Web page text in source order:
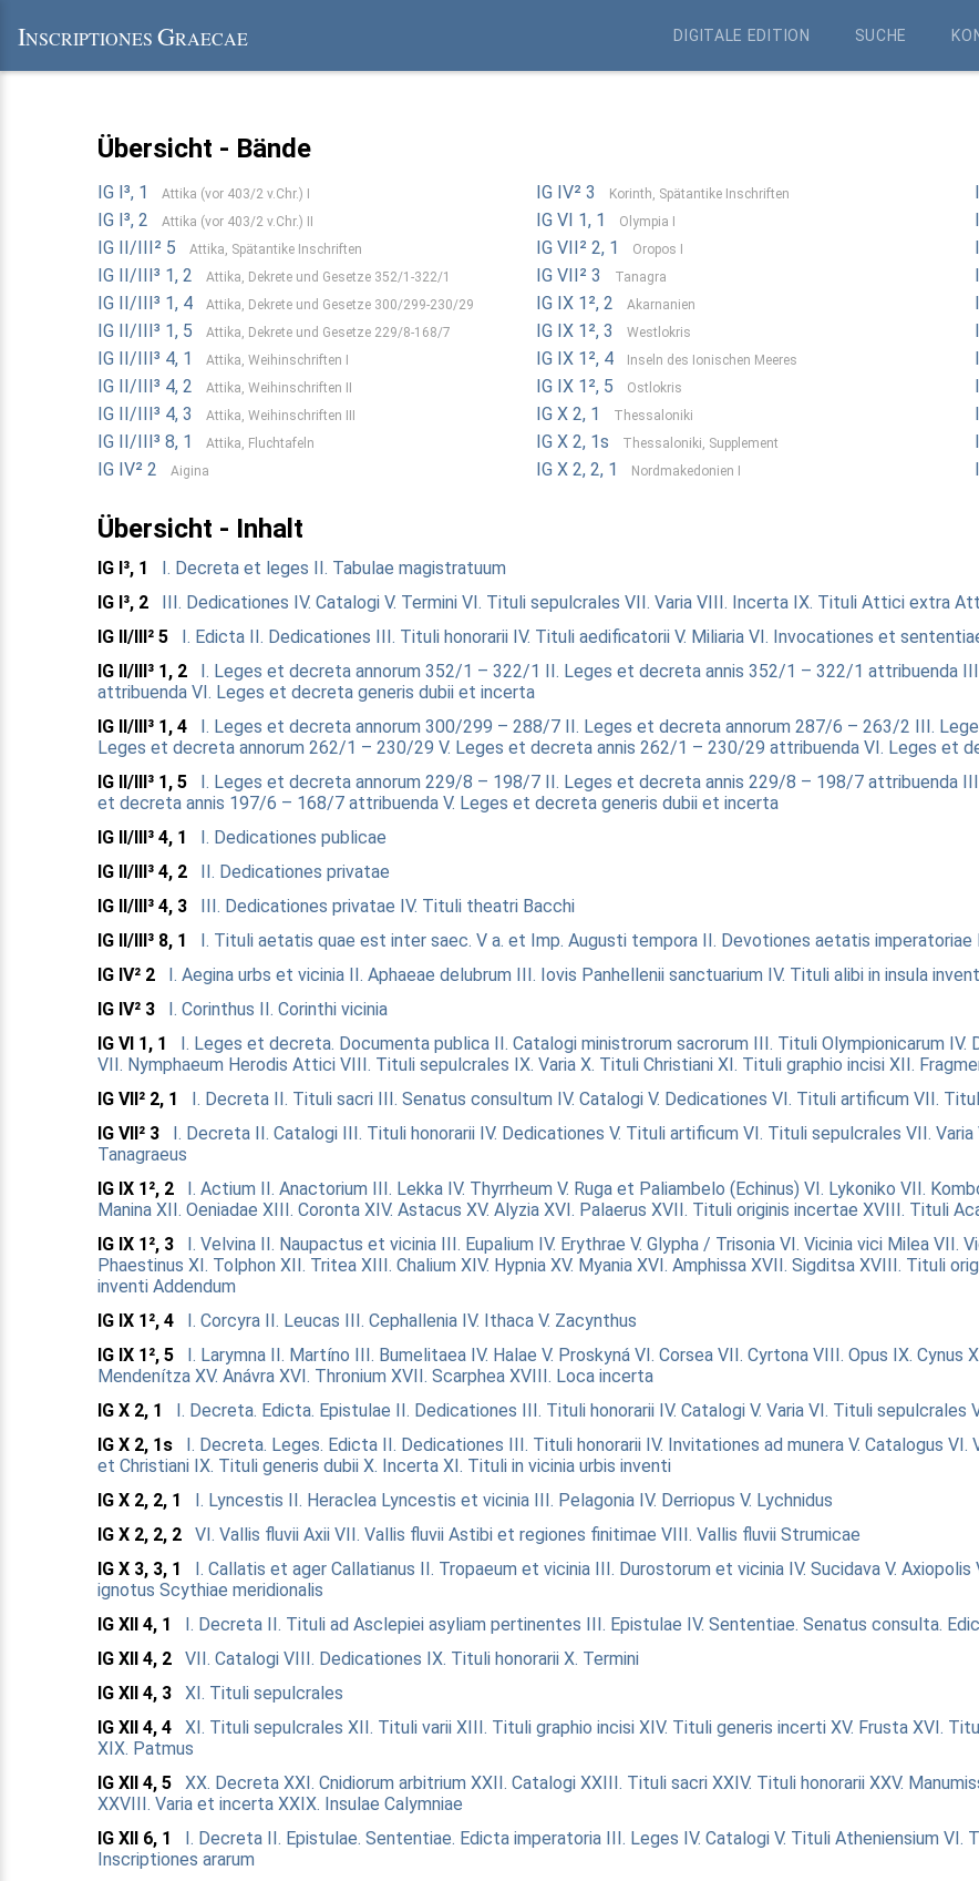
INSCRIPTIONES GRAECAE DIGITALE EDITION SUCHE
Übersicht - Bände
IG I³, 1 Attika (vor 403/2 v.Chr.) I
IG I³, 2 Attika (vor 403/2 v.Chr.) II
IG II/III² 5 Attika, Spätantike Inschriften
IG II/III³ 1, 2 Attika, Dekrete und Gesetze 352/1-322/1
IG II/III³ 1, 4 Attika, Dekrete und Gesetze 300/299-230/29
IG II/III³ 1, 5 Attika, Dekrete und Gesetze 229/8-168/7
IG II/III³ 4, 1 Attika, Weihinschriften I
IG II/III³ 4, 2 Attika, Weihinschriften II
IG II/III³ 4, 3 Attika, Weihinschriften III
IG II/III³ 8, 1 Attika, Fluchtafeln
IG IV² 2 Aigina
IG IV² 3 Korinth, Spätantike Inschriften
IG VI 1, 1 Olympia I
IG VII² 2, 1 Oropos I
IG VII² 3 Tanagra
IG IX 1², 2 Akarnanien
IG IX 1², 3 Westlokris
IG IX 1², 4 Inseln des Ionischen Meeres
IG IX 1², 5 Ostlokris
IG X 2, 1 Thessaloniki
IG X 2, 1s Thessaloniki, Supplement
IG X 2, 2, 1 Nordmakedonien I
Übersicht - Inhalt
IG I³, 1 I. Decreta et leges II. Tabulae magistratuum
IG I³, 2
III. Dedicationes IV. Catalogi V. Termini VI. Tituli sepulcrales VII. Varia VIII. Incerta IX. Tituli Attici extra
IG II/III² 5
I. Edicta II. Dedicationes III. Tituli honorarii IV. Tituli aedificatorii V. Miliaria VI. Invocationes et
IG II/III³ 1, 2
I. Leges et decreta annorum 352/1 – 322/1 II. Leges et decreta annis 352/1 – 322/1 attribuenda
attribuenda VI. Leges et decreta generis dubii et incerta
IG II/III³ 1, 4
I. Leges et decreta annorum 300/299 – 288/7 II. Leges et decreta annorum 287/6 – 263/2 III.
Leges et decreta annorum 262/1 – 230/29 V. Leges et decreta annis 262/1 – 230/29 attribuenda VI. Leges et
IG II/III³ 1, 5
I. Leges et decreta annorum 229/8 – 198/7 II. Leges et decreta annis 229/8 – 198/7 attribuenda
et decreta annis 197/6 – 168/7 attribuenda V. Leges et decreta generis dubii et incerta
IG II/III³ 4, 1
I. Dedicationes publicae
IG II/III³ 4, 2
II. Dedicationes privatae
IG II/III³ 4, 3
III. Dedicationes privatae IV. Tituli theatri Bacchi
IG II/III³ 8, 1
I. Tituli aetatis quae est inter saec. V a. et Imp. Augusti tempora II. Devotiones aetatis imperatoriae
IG IV² 2
I. Aegina urbs et vicinia II. Aphaeae delubrum III. Iovis Panhellenii sanctuarium IV. Tituli alibi in insula
IG IV² 3
I. Corinthus II. Corinthi vicinia
IG VI 1, 1
I. Leges et decreta. Documenta publica II. Catalogi ministrorum sacrorum III. Tituli Olympionicarum IV.
VII. Nymphaeum Herodis Attici VIII. Tituli sepulcrales IX. Varia X. Tituli Christiani XI. Tituli graphio incisi XII.
IG VII² 2, 1
I. Decreta II. Tituli sacri III. Senatus consultum IV. Catalogi V. Dedicationes VI. Tituli artificum VII.
IG VII² 3
I. Decreta II. Catalogi III. Tituli honorarii IV. Dedicationes V. Tituli artificum VI. Tituli sepulcrales VII. Varia
Tanagraeus
IG IX 1², 2
I. Actium II. Anactorium III. Lekka IV. Thyrrheum V. Ruga et Paliambelo (Echinus) VI. Lykoniko VII.
Manina XII. Oeniadae XIII. Coronta XIV. Astacus XV. Alyzia XVI. Palaerus XVII. Tituli originis incertae XVIII. Tituli
IG IX 1², 3
I. Velvina II. Naupactus et vicinia III. Eupalium IV. Erythrae V. Glypha / Trisonia VI. Vicinia vici Milea VII.
Phaestinus XI. Tolphon XII. Tritea XIII. Chalium XIV. Hypnia XV. Myania XVI. Amphissa XVII. Sigditsa XVIII. Tituli
inventi Addendum
IG IX 1², 4
I. Corcyra II. Leucas III. Cephallenia IV. Ithaca V. Zacynthus
IG IX 1², 5
I. Larymna II. Martíno III. Bumelitaea IV. Halae V. Proskyná VI. Corsea VII. Cyrtona VIII. Opus IX. Cynus
Mendenítza XV. Anávra XVI. Thronium XVII. Scarphea XVIII. Loca incerta
IG X 2, 1
I. Decreta. Edicta. Epistulae II. Dedicationes III. Tituli honorarii IV. Catalogi V. Varia VI. Tituli sepulcrales
IG X 2, 1s
I. Decreta. Leges. Edicta II. Dedicationes III. Tituli honorarii IV. Invitationes ad munera V. Catalogus VI.
et Christiani IX. Tituli generis dubii X. Incerta XI. Tituli in vicinia urbis inventi
IG X 2, 2, 1
I. Lyncestis II. Heraclea Lyncestis et vicinia III. Pelagonia IV. Derriopus V. Lychnidus
IG X 2, 2, 2
VI. Vallis fluvii Axii VII. Vallis fluvii Astibi et regiones finitimae VIII. Vallis fluvii Strumicae
IG X 3, 3, 1
I. Callatis et ager Callatianus II. Tropaeum et vicinia III. Durostorum et vicinia IV. Sucidava V. Axiopolis
ignotus Scythiae meridionalis
IG XII 4, 1
I. Decreta II. Tituli ad Asclepiei asyliam pertinentes III. Epistulae IV. Sententiae. Senatus consulta.
IG XII 4, 2
VII. Catalogi VIII. Dedicationes IX. Tituli honorarii X. Termini
IG XII 4, 3
XI. Tituli sepulcrales
IG XII 4, 4
XI. Tituli sepulcrales XII. Tituli varii XIII. Tituli graphio incisi XIV. Tituli generis incerti XV. Frusta XVI.
XIX. Patmus
IG XII 4, 5
XX. Decreta XXI. Cnidiorum arbitrium XXII. Catalogi XXIII. Tituli sacri XXIV. Tituli honorarii XXV.
XXVIII. Varia et incerta XXIX. Insulae Calymniae
IG XII 6, 1
I. Decreta II. Epistulae. Sententiae. Edicta imperatoria III. Leges IV. Catalogi V. Tituli Atheniensium VI.
Inscriptiones ararum